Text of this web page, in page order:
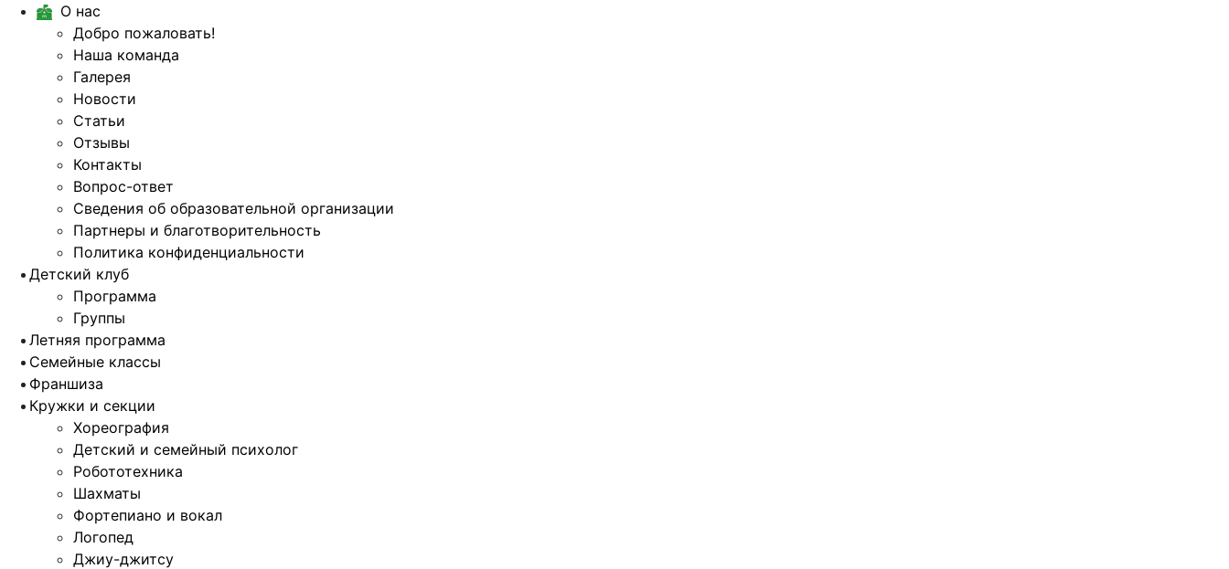
О нас
Добро пожаловать!
Наша команда
Галерея
Новости
Статьи
Отзывы
Контакты
Вопрос-ответ
Сведения об образовательной организации
Партнеры и благотворительность
Политика конфиденциальности
Детский клуб
Программа
Группы
Летняя программа
Семейные классы
Франшиза
Кружки и секции
Хореография
Детский и семейный психолог
Робототехника
Шахматы
Фортепиано и вокал
Логопед
Джиу-джитсу